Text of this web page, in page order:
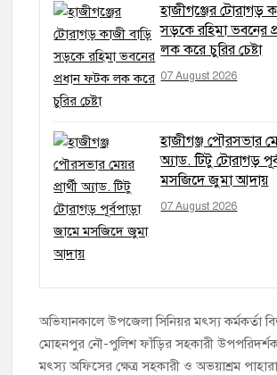
হাজীগঞ্জের টোরাগড়
সড়কে রহিমা ভবনের
লক করে চুরির চেষ্টা
07 August 2026
হাজীগঞ্জ পৌরসভার
অ্যাড. টিটু টোরাগড়
মসজিদে জুমা আদায়
07 August 2026
অভিযানকালে উপজেলা সিনিয়র মৎস্য কর্মকর্তা
মোহনপুর নৌ-পুলিশ ফাঁড়ির সহকারী
মৎস্য অফিসের ক্ষেত্র সহকারী ও অভয়াশ্রম